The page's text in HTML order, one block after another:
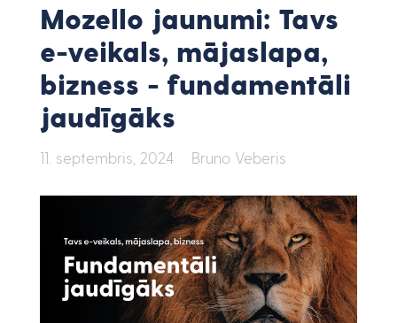
Mozello jaunumi: Tavs
e-veikals, mājaslapa,
bizness - fundamentāli
jaudīgāks
11. septembris, 2024 Bruno Veberis